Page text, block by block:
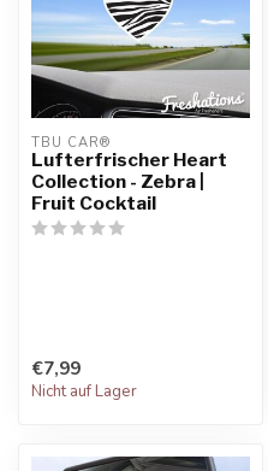
TBU CAR®
Lufterfrischer Heart
Collection - Zebra |
Fruit Cocktail
€7,99
Nicht auf Lager